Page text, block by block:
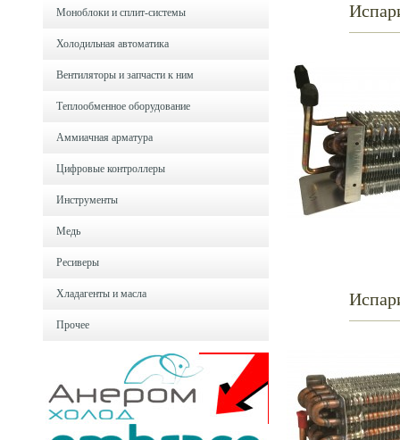
Моноблоки и cплит-системы
Холодильная автоматика
Вентиляторы и запчасти к ним
Теплообменное оборудование
Аммиачная арматура
Цифровые контроллеры
Инструменты
Медь
Ресиверы
Хладагенты и масла
Прочее